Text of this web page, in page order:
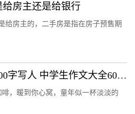
房主还是给银行
给房主的，二手房是指在房子预售期
中学生作文大全600字写人 中学生作文大全600字
，暖到你心窝，童年似一杯淡淡的